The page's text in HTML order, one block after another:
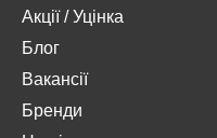
Акції/Уцінка
Блог
Вакансії
Бренди